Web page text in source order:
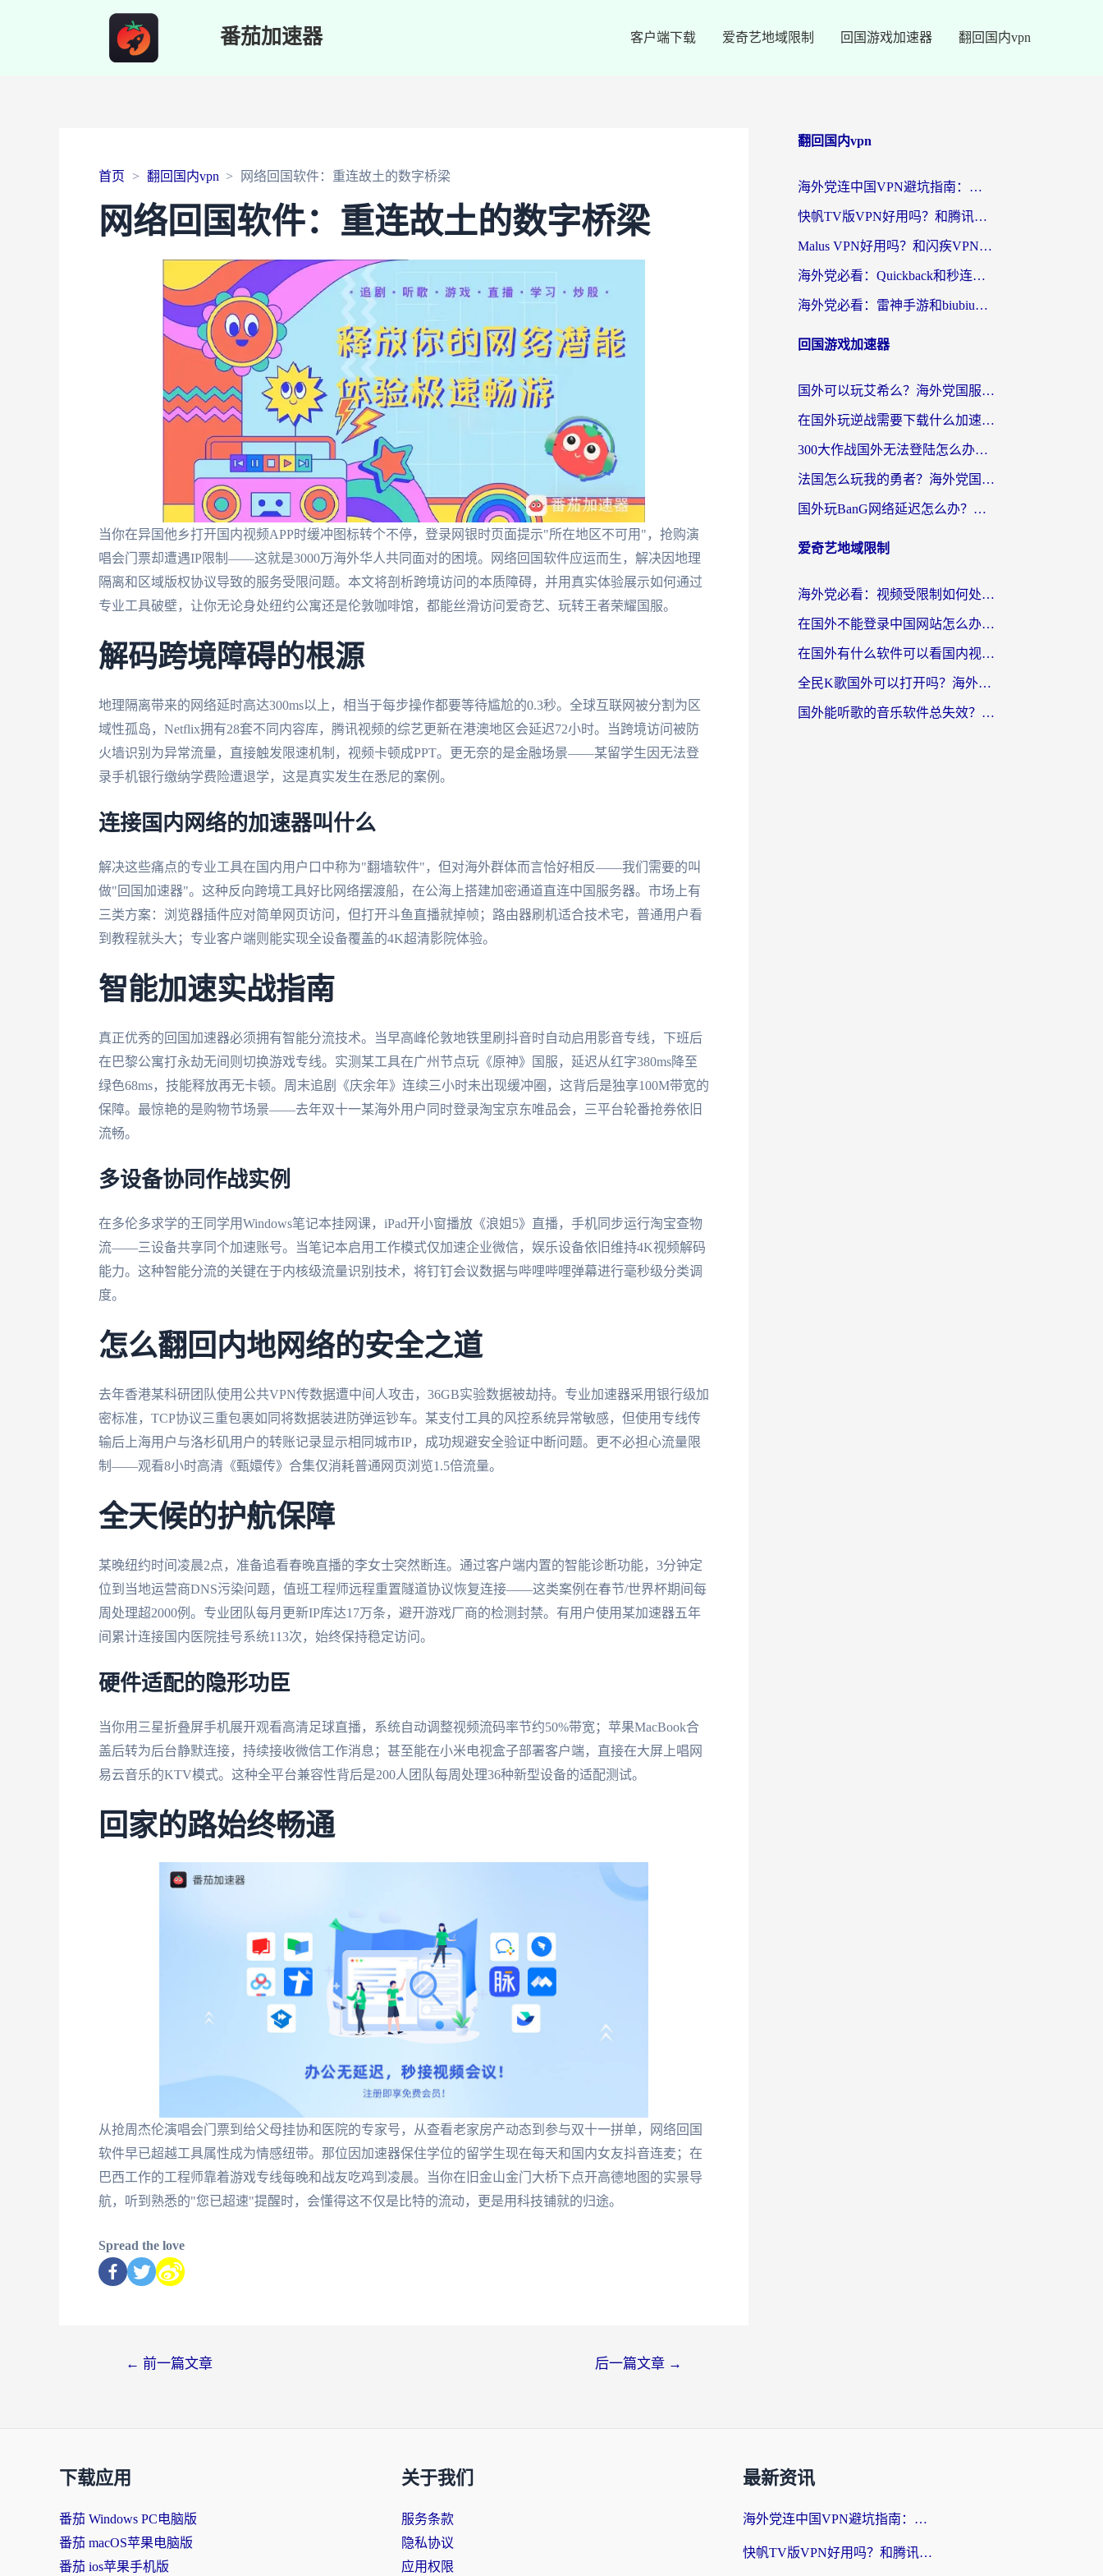
番茄加速器 客户端下载 爱奇艺地域限制 回国游戏加速器 翻回国内vpn
首页 翻回国内vpn 网络回国软件：重连故土的数字桥梁
网络回国软件：重连故土的数字桥梁
当你在异国他乡打开国内视频APP时缓冲图标转个不停，登录网银时页面提示"所在地区不可用"，抢购演
唱会门票却遭遇IP限制——这就是3000万海外华人共同面对的困境。网络回国软件应运而生，解决因地理
隔离和区域版权协议导致的服务受限问题。本文将剖析跨境访问的本质障碍，并用真实体验展示如何通过
专业工具破壁，让你无论身处纽约公寓还是伦敦咖啡馆，都能丝滑访问爱奇艺、玩转王者荣耀国服。
解码跨境障碍的根源
地理隔离带来的网络延时高达300ms以上，相当于每步操作都要等待尴尬的0.3秒。全球互联网被分割为区
域性孤岛，Netflix拥有28套不同内容库，腾讯视频的综艺更新在港澳地区会延迟72小时。当跨境访问被防
火墙识别为异常流量，直接触发限速机制，视频卡顿成PPT。更无奈的是金融场景——某留学生因无法登
录手机银行缴纳学费险遭退学，这是真实发生在悉尼的案例。
连接国内网络的加速器叫什么
解决这些痛点的专业工具在国内用户口中称为"翻墙软件"，但对海外群体而言恰好相反——我们需要的叫
做"回国加速器"。这种反向跨境工具好比网络摆渡船，在公海上搭建加密通道直连中国服务器。市场上有
三类方案：浏览器插件应对简单网页访问，但打开斗鱼直播就掉帧；路由器刷机适合技术宅，普通用户看
到教程就头大；专业客户端则能实现全设备覆盖的4K超清影院体验。
智能加速实战指南
真正优秀的回国加速器必须拥有智能分流技术。当早高峰伦敦地铁里刷抖音时自动启用影音专线，下班后
在巴黎公寓打永劫无间则切换游戏专线。实测某工具在广州节点玩《原神》国服，延迟从红字380ms降至
绿色68ms，技能释放再无卡顿。周末追剧《庆余年》连续三小时未出现缓冲圈，这背后是独享100M带宽的
保障。最惊艳的是购物节场景——去年双十一某海外用户同时登录淘宝京东唯品会，三平台轮番抢券依旧
流畅。
多设备协同作战实例
在多伦多求学的王同学用Windows笔记本挂网课，iPad开小窗播放《浪姐5》直播，手机同步运行淘宝查物
流——三设备共享同个加速账号。当笔记本启用工作模式仅加速企业微信，娱乐设备依旧维持4K视频解码
能力。这种智能分流的关键在于内核级流量识别技术，将钉钉会议数据与哔哩哔哩弹幕进行毫秒级分类调
度。
怎么翻回内地网络的安全之道
去年香港某科研团队使用公共VPN传数据遭中间人攻击，36GB实验数据被劫持。专业加速器采用银行级加
密标准，TCP协议三重包裹如同将数据装进防弹运钞车。某支付工具的风控系统异常敏感，但使用专线传
输后上海用户与洛杉矶用户的转账记录显示相同城市IP，成功规避安全验证中断问题。更不必担心流量限
制——观看8小时高清《甄嬛传》合集仅消耗普通网页浏览1.5倍流量。
全天候的护航保障
某晚纽约时间凌晨2点，准备追看春晚直播的李女士突然断连。通过客户端内置的智能诊断功能，3分钟定
位到当地运营商DNS污染问题，值班工程师远程重置隧道协议恢复连接——这类案例在春节/世界杯期间每
周处理超2000例。专业团队每月更新IP库达17万条，避开游戏厂商的检测封禁。有用户使用某加速器五年
间累计连接国内医院挂号系统113次，始终保持稳定访问。
硬件适配的隐形功臣
当你用三星折叠屏手机展开观看高清足球直播，系统自动调整视频流码率节约50%带宽；苹果MacBook合
盖后转为后台静默连接，持续接收微信工作消息；甚至能在小米电视盒子部署客户端，直接在大屏上唱网
易云音乐的KTV模式。这种全平台兼容性背后是200人团队每周处理36种新型设备的适配测试。
回家的路始终畅通
从抢周杰伦演唱会门票到给父母挂协和医院的专家号，从查看老家房产动态到参与双十一拼单，网络回国
软件早已超越工具属性成为情感纽带。那位因加速器保住学位的留学生现在每天和国内女友抖音连麦；在
巴西工作的工程师靠着游戏专线每晚和战友吃鸡到凌晨。当你在旧金山金门大桥下点开高德地图的实景导
航，听到熟悉的"您已超速"提醒时，会懂得这不仅是比特的流动，更是用科技铺就的归途。
Spread the love
← 前一篇文章 后一篇文章 →
翻回国内vpn
海外党连中国VPN避坑指南：如何选到真正能无缝刷国内资源的加速器？
快帆TV版VPN好用吗？和腾讯VPN对比哪个回国效果更好？海外党必看的真实体验指南
Malus VPN好用吗？和闪疾VPN对比哪个回国效果更好？海外华人的实用避坑指南
海外党必看：Quickback和秒连好用吗？3步选对回国加速器，无缝刷国内资源
海外党必看：雷神手游和biubiu好用吗？3招选对回国加速器无缝刷国内资源
回国游戏加速器
国外可以玩艾希么？海外党国服游戏畅玩终极指南（附加速器选择秘籍）
在国外玩逆战需要下载什么加速器呢？海外党亲测有效的国服游戏加速指南
300大作战国外无法登陆怎么办？海外玩家亲测有效的解决指南
法国怎么玩我的勇者？海外党国服游戏不卡攻略，附3款热门游戏加速实测
国外玩BanG网络延迟怎么办？海外玩家亲测有效的国服游戏加速指南
爱奇艺地域限制
海外党必看：视频受限制如何处理？3步解决国内剧番“看不了”难题
在国外不能登录中国网站怎么办？3步选对回国加速器，无缝刷剧、办业务
在国外有什么软件可以看国内视频？留学生亲测的追剧救星来了
全民K歌国外可以打开吗？海外党听歌听书无限制的实用指南
国外能听歌的音乐软件总失效？这篇教你怎么在海外流畅听网易云
下载应用
番茄 Windows PC电脑版
番茄 macOS苹果电脑版
番茄 ios苹果手机版
关于我们
服务条款
隐私协议
应用权限
最新资讯
海外党连中国VPN避坑指南：如何选到真正能无缝刷国内资源的加速器？
快帆TV版VPN好用吗？和腾讯VPN对比哪个回国效果更好？海外党必看的真实体验指南